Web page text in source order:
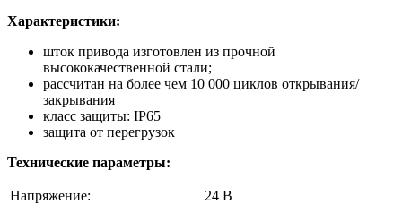
Характеристики:
шток привода изготовлен из прочной
высококачественной стали;
рассчитан на более чем 10 000 циклов открывания/
закрывания
класс защиты: IP65
защита от перегрузок
Технические параметры:
Напряжение:
24 В